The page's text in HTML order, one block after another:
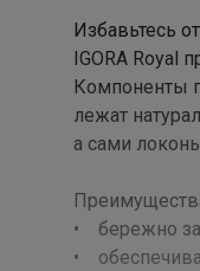
Избавьтесь
IGORA Royal
Компоненты
лежат
а сами
• бережно
•